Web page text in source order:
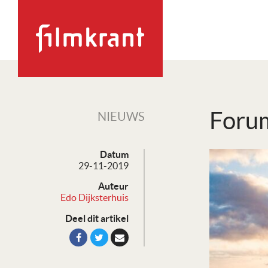
NIEUWS
Datum
29-11-2019
Auteur
Edo Dijksterhuis
Deel dit artikel